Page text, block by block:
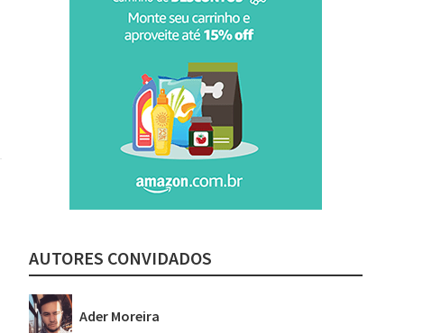
AUTORES CONVIDADOS
Ader Moreira